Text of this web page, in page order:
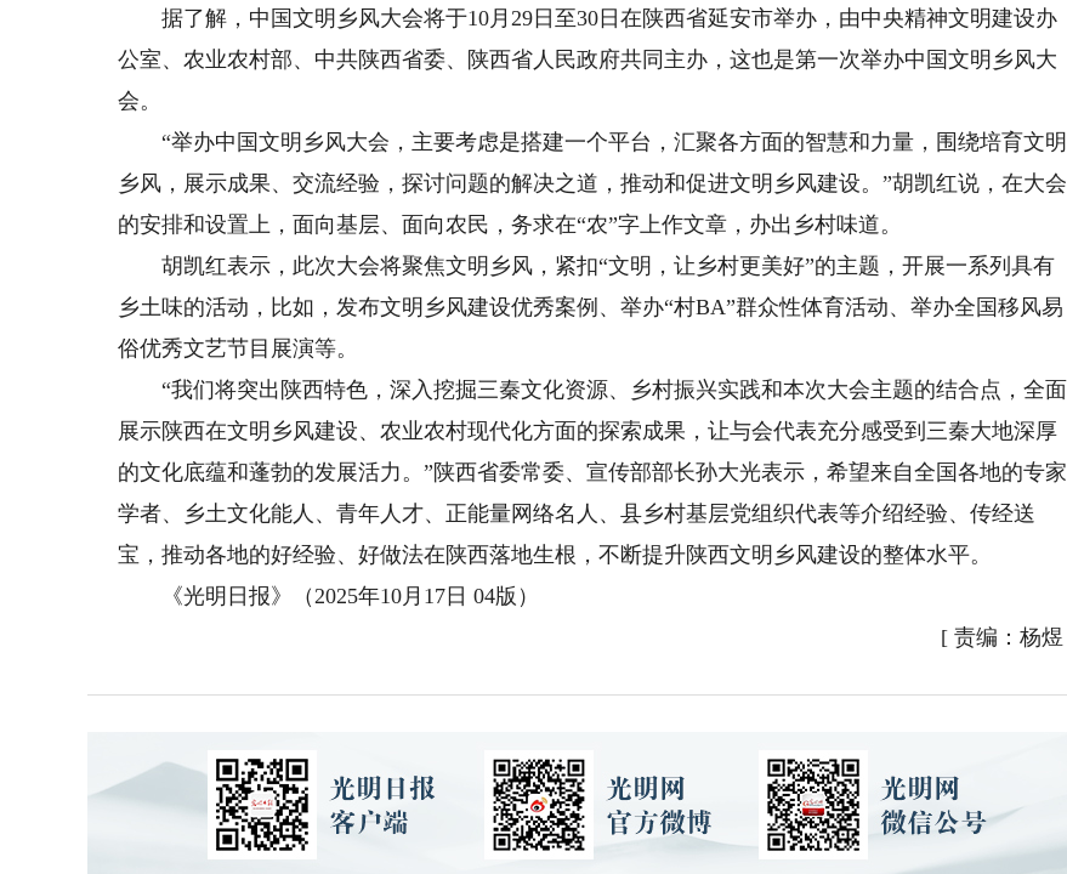
据了解，中国文明乡风大会将于10月29日至30日在陕西省延安市举办，由中央精神文明建设办
公室、农业农村部、中共陕西省委、陕西省人民政府共同主办，这也是第一次举办中国文明乡风大
会。
“举办中国文明乡风大会，主要考虑是搭建一个平台，汇聚各方面的智慧和力量，围绕培育文明
乡风，展示成果、交流经验，探讨问题的解决之道，推动和促进文明乡风建设。”胡凯红说，在大会
的安排和设置上，面向基层、面向农民，务求在“农”字上作文章，办出乡村味道。
胡凯红表示，此次大会将聚焦文明乡风，紧扣“文明，让乡村更美好”的主题，开展一系列具有
乡土味的活动，比如，发布文明乡风建设优秀案例、举办“村BA”群众性体育活动、举办全国移风易
俗优秀文艺节目展演等。
“我们将突出陕西特色，深入挖掘三秦文化资源、乡村振兴实践和本次大会主题的结合点，全面
展示陕西在文明乡风建设、农业农村现代化方面的探索成果，让与会代表充分感受到三秦大地深厚
的文化底蕴和蓬勃的发展活力。”陕西省委常委、宣传部部长孙大光表示，希望来自全国各地的专家
学者、乡土文化能人、青年人才、正能量网络名人、县乡村基层党组织代表等介绍经验、传经送
宝，推动各地的好经验、好做法在陕西落地生根，不断提升陕西文明乡风建设的整体水平。
《光明日报》（2025年10月17日 04版）
[ 责编：杨煜